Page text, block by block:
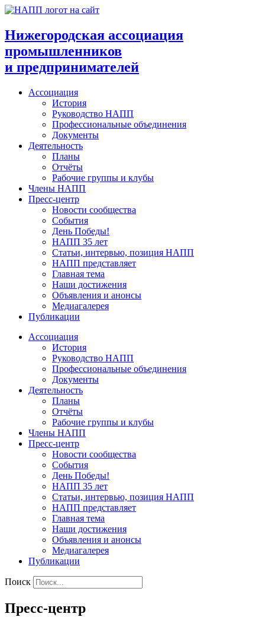
Перейти
содержимому
Нижегородская ассоциация
промышленников
и предпринимателей
Ассоциация
История
Руководство НАПП
Профессиональные объединения
Документы
Деятельность
Планы
Отчёты
Рабочие группы и клубы
Члены НАПП
Пресс-центр
Новости сообщества
События
День Победы!
НАПП 35 лет
Статьи, интервью, позиция НАПП
НАПП представляет
Главная тема
Наши достижения
Объявления и анонсы
Медиагалерея
Публикации
Ассоциация
История
Руководство НАПП
Профессиональные объединения
Документы
Деятельность
Планы
Отчёты
Рабочие группы и клубы
Члены НАПП
Пресс-центр
Новости сообщества
События
День Победы!
НАПП 35 лет
Статьи, интервью, позиция НАПП
НАПП представляет
Главная тема
Наши достижения
Объявления и анонсы
Медиагалерея
Публикации
Поиск
Пресс-центр